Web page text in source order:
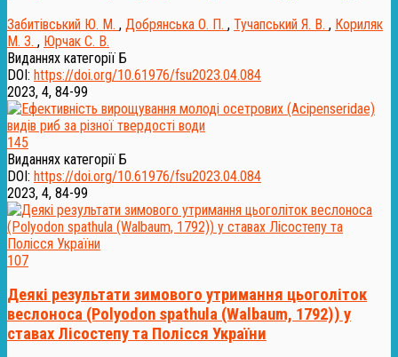
Забитівський Ю. М. , Добрянська О. П. , Тучапський Я. В. , Кориляк
М. З. , Юрчак С. В.
Виданнях категорії Б
DOI: https://doi.org/10.61976/fsu2023.04.084
2023, 4, 84-99
145
Виданнях категорії Б
DOI: https://doi.org/10.61976/fsu2023.04.084
2023, 4, 84-99
107
Деякі результати зимового утримання цьоголіток
веслоноса (Polyodon spathula (Walbaum, 1792)) у
ставах Лісостепу та Полісся України